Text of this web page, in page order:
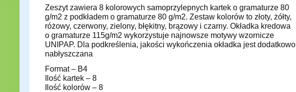
Zeszyt zawiera 8 kolorowych samoprzylepnych kartek o gramaturze 80
g/m2 z podkładem o gramaturze 80 g/m2. Zestaw kolorów to złoty, żółty,
różowy, czerwony, zielony, błękitny, brązowy i czarny. Okładka kredowa
o gramaturze 115g/m2 wykorzystuje najnowsze motywy wzornicze
UNIPAP. Dla podkreślenia, jakości wykończenia okładka jest dodatkowo
nabłyszczana
Format – B4
Ilość kartek – 8
Ilość kolorów – 8